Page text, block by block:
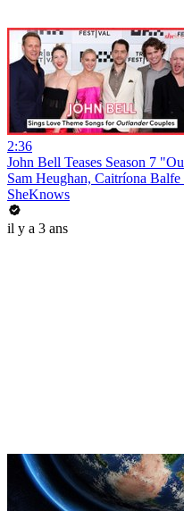
2:36
John Bell Teases Season 7
Sam Heughan, Caitríona
SheKnows
il y a 3 ans